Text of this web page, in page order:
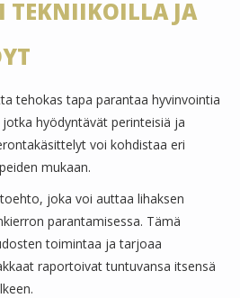
TEKNIIKOILLA JA
tehokas tapa parantaa hyvinvointia
hyödyntävät perinteisiä ja
voi kohdistaa eri
mukaan.
joka voi auttaa lihaksen
parantamisessa. Tämä
toimintaa ja tarjoaa
raportoivat tuntuvansa itsensä